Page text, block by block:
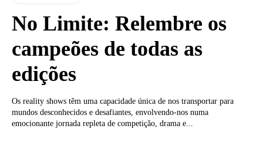
No Limite: Relembre os
campeões de todas as
edições
Os reality shows têm uma capacidade única de nos transportar para
mundos desconhecidos e desafiantes, envolvendo-nos numa
emocionante jornada repleta de competição, drama e...